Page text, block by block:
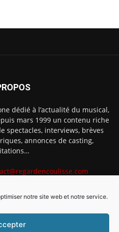
notre site web et notre service.
dédié à l’actualité du musical,
mars 1999 un contenu riche
spectacles, interviews, brèves
annonces de casting,